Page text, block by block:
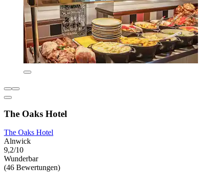
The Oaks Hotel
The Oaks Hotel
Alnwick
9,2/10
Wunderbar
(46 Bewertungen)